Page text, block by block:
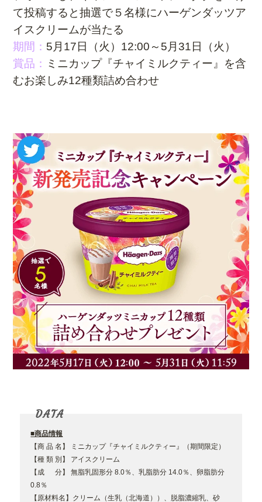
て投稿すると抽選で５名様にハーゲンダッツア
イスクリームが当たる
期間： 5月17日（火）12:00～5月31日（火）
賞品： ミニカップ『チャイミルクティー』を含
むお楽しみ12種類詰め合わせ
DATA
■商品情報
【商 品 名】 ミニカップ『チャイミルクティー』（期間限定）
【種 類 別】 アイスクリーム
【成 分】 無脂乳固形分 8.0％、乳脂肪分 14.0％、卵脂肪分
0.8％
【原材料名】クリーム（生乳（北海道））、脱脂濃縮乳、砂